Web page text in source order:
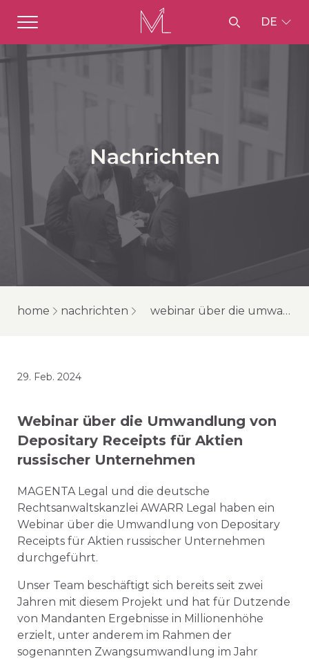
DE
Nachrichten
home nachrichten webinar über die umwandlung von depositary receipts für aktien russischer unternehmen
29. Feb. 2024
Webinar über die Umwandlung von
Depositary Receipts für Aktien
russischer Unternehmen
MAGENTA Legal und die deutsche
Rechtsanwaltskanzlei AWARR Legal haben ein
Webinar über die Umwandlung von Depositary
Receipts für Aktien russischer Unternehmen
durchgeführt.
Unser Team beschäftigt sich bereits seit zwei
Jahren mit diesem Projekt und hat für Dutzende
von Mandanten Ergebnisse in Millionenhöhe
erzielt, unter anderem im Rahmen der
sogenannten Zwangsumwandlung im Jahr